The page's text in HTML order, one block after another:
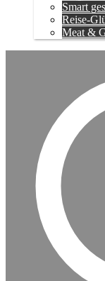
Smart
Reise-
Meat &